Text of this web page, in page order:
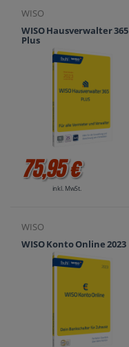
WISO
WISO Hausverwalter 365
Plus
75,95 €
inkl. MwSt.
WISO
WISO Konto Online 2023